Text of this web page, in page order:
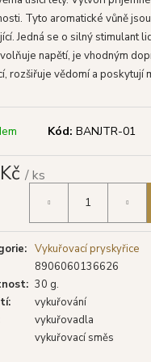
Tyto aromatické vůně
Jedná se o silný stimulant
napětí, je vhodným
rozšiřuje vědomí a poskytují
Kód: BANJTR-01
/ ks
: Vykuřovací pryskyřice
8906060136626
: 30 g.
:
vykuřování
vykuřovadla
vykuřovací směs
ŠALVĚJ), 15 G